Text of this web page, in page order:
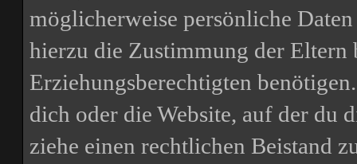
möglicherweise persönliche
hierzu die Zustimmung der Eltern
Erziehungsberechtigten
dich oder die Website, auf der du
ziehe einen rechtlichen Beistand